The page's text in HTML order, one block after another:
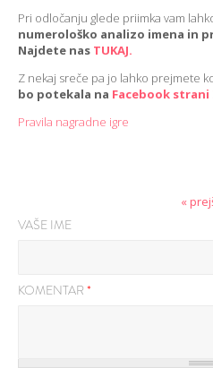
Pri odločanju glede priimka vam
numerološko analizo imena in
Najdete nas TUKAJ.
Z nekaj sreče pa jo lahko prejmete
bo potekala na Facebook
Pravila nagradne igre
«
VAŠE IME
KOMENTAR *